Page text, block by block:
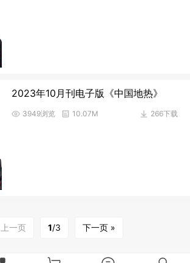
2023年10月刊电子版《中国地热》
266下载
3949浏览 10.07M
一页 1/3 下一页 »